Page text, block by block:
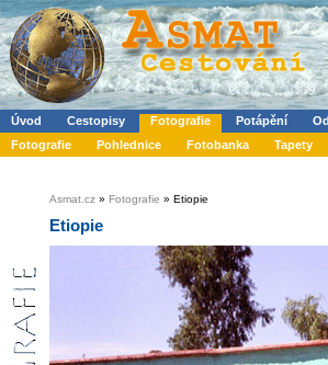
Úvod Cestopisy Fotografie Potápění
Fotografie
Pohlednice Fotobanka Tapety
Asmat.cz » Fotografie » Etiopie
Etiopie